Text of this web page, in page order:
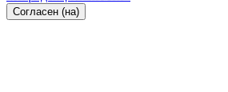
Согласен (на)